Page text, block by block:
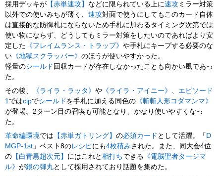
採用デッキが 【赤単速攻】 などに限られている上に速攻 ミラー対策
以外での使いみちが薄く、速攻対面で使うにしてもこのカード自体
は直接的な防御札にならないため手札に加わるタイミング次第では
使い物にならず、どうしてもミラー対策をしたいのであればより安
定した 《フレイムランス・トラップ》や手札にキープする必要のな
い 《地獄スクラッパー》のほうが使いやすかった。
軽量のシールド 回収カードが存在しなかったことも向かい風であっ
た。
その後、
《ライラ・ラッタ》や 《ライラ・アイニー》
エピソード
1 ではcipでシールド を手札に加える同色の 《斬斬人形コダマンマ》
が登場。2ターン目の召喚も可能となり、かなり使いやすくなっ
た。
革命編環境では 【赤単ガトリング】の必須カード として活躍。「 D
MGP-1st 」ベスト8のレシピにも4枚積みされた。また、同大会4位
の 【白青黒超次元】 にはこれと相打ちできる 《電脳聖者タージマ
ル》が銀の弾丸として採用されており話題を集めた。